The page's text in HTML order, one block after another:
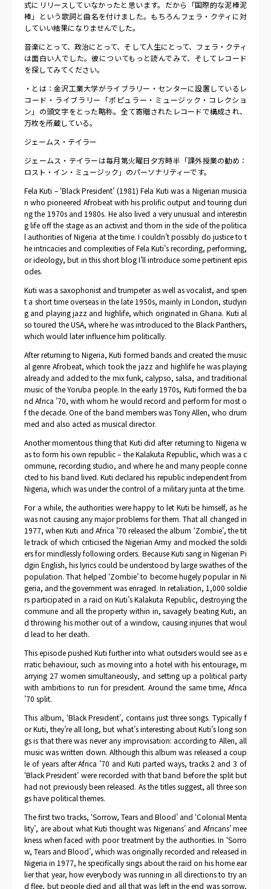
式にリリースしていなかったと思います。だから「国際的な泥棒泥
棒」という歌詞と曲名を付けました。もちろんフェラ・クティに対
していい結果になりませんでした。
音楽にとって、政治にとって、そして人生にとって、フェラ・クティ
は面白い人でした。彼についてもっと読んでみて、そしてレコード
を探してみてください。
・とは：金沢工業大学がライブラリー・センターに設置しているレ
コード・ライブラリー「ポピュラー・ミュージック・コレクショ
ン」の頭文字をとった略称。全て寄贈されたレコードで構成され、
万枚を所蔵している。
ジェームス・テイラー
ジェームス・テイラーは毎月第火曜日夕方時半「課外授業の勧め：
ロスト・イン・ミュージック」のパーソナリティーです。
Fela Kuti – ‘Black President’ (1981) Fela Kuti was a Nigerian musicia
n who pioneered Afrobeat with his prolific output and touring duri
ng the 1970s and 1980s. He also lived a very unusual and interestin
g life off the stage as an activist and thorn in the side of the politica
l authorities of Nigeria at the time. I couldn’t possibly do justice to t
he intricacies and complexities of Fela Kuti’s recording, performing,
or ideology, but in this short blog I’ll introduce some pertinent epis
odes.
Kuti was a saxophonist and trumpeter as well as vocalist, and spen
t a short time overseas in the late 1950s, mainly in London, studyin
g and playing jazz and highlife, which originated in Ghana. Kuti al
so toured the USA, where he was introduced to the Black Panthers,
which would later influence him politically.
After returning to Nigeria, Kuti formed bands and created the music
al genre Afrobeat, which took the jazz and highlife he was playing
already and added to the mix funk, calypso, salsa, and traditional
music of the Yoruba people. In the early 1970s, Kuti formed the ba
nd Africa ’70, with whom he would record and perform for most o
f the decade. One of the band members was Tony Allen, who drum
med and also acted as musical director.
Another momentous thing that Kuti did after returning to Nigeria w
as to form his own republic – the Kalakuta Republic, which was a c
ommune, recording studio, and where he and many people conne
cted to his band lived. Kuti declared his republic independent from
Nigeria, which was under the control of a military junta at the time.
For a while, the authorities were happy to let Kuti be himself, as he
was not causing any major problems for them. That all changed in
1977, when Kuti and Africa ’70 released the album ‘Zombie’, the tit
le track of which criticised the Nigerian Army and mocked the soldi
ers for mindlessly following orders. Because Kuti sang in Nigerian Pi
dgin English, his lyrics could be understood by large swathes of the
population. That helped ‘Zombie’ to become hugely popular in Ni
geria, and the government was enraged. In retaliation, 1,000 soldie
rs participated in a raid on Kuti’s Kalakuta Republic, destroying the
commune and all the property within in, savagely beating Kuti, an
d throwing his mother out of a window, causing injuries that woul
d lead to her death.
This episode pushed Kuti further into what outsiders would see as e
rratic behaviour, such as moving into a hotel with his entourage, m
arrying 27 women simultaneously, and setting up a political party
with ambitions to run for president. Around the same time, Africa
’70 split.
This album, ‘Black President’, contains just three songs. Typically f
or Kuti, they’re all long, but what’s interesting about Kuti’s long son
gs is that there was never any improvisation: according to Allen, all
music was written down. Although this album was released a coup
le of years after Africa ’70 and Kuti parted ways, tracks 2 and 3 of
‘Black President’ were recorded with that band before the split but
had not previously been released. As the titles suggest, all three son
gs have political themes.
The first two tracks, ‘Sorrow, Tears and Blood’ and ‘Colonial Menta
lity’, are about what Kuti thought was Nigerians’ and Africans’ mee
kness when faced with poor treatment by the authorities. In ‘Sorro
w, Tears and Blood’, which was originally recorded and released in
Nigeria in 1977, he specifically sings about the raid on his home ear
lier that year, how everybody was running in all directions to try an
d flee, but people died and all that was left in the end was sorrow,